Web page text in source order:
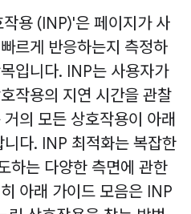
용 (INP)'은 페이지가 사
르게 반응하는지 측정하
입니다. INP는 사용자가
작용의 지연 시간을 관찰
의 모든 상호작용이 아래
다. INP 최적화는 복잡한
하는 다양한 측면에 관한
아래 가이드 모음은 INP